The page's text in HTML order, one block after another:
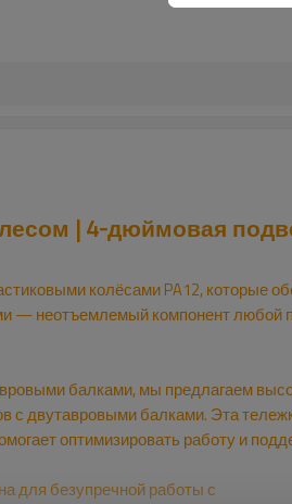
| 4-дюймовая
колёсами PA12,
— неотъемлемый компонент
балками, мы предлагаем
с двутавровыми балками. Эта
оптимизировать работу и
для безупречной работы с